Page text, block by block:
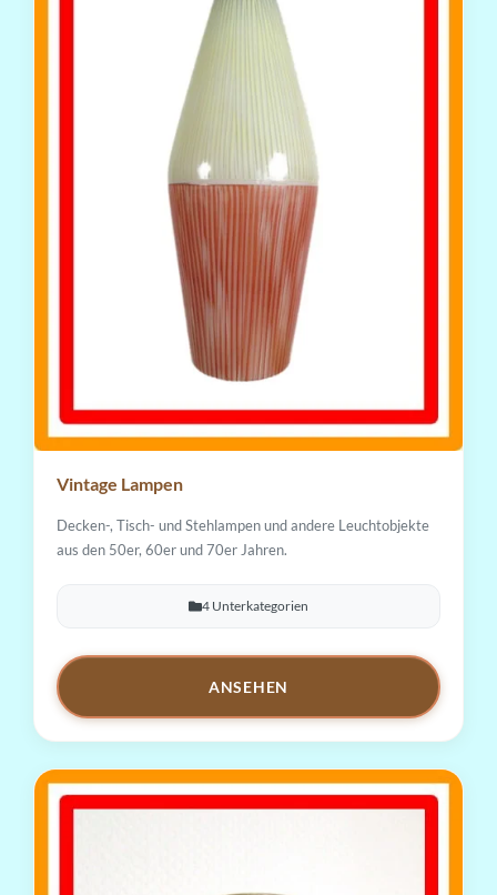
Vintage Lampen
Decken-, Tisch- und Stehlampen und andere Leuchtobjekte
aus den 50er, 60er und 70er Jahren.
4 Unterkategorien
ANSEHEN